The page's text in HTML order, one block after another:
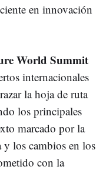
en innovación
World Summit
internacionales
la hoja de ruta
los principales
marcado por la
los cambios en los
con la